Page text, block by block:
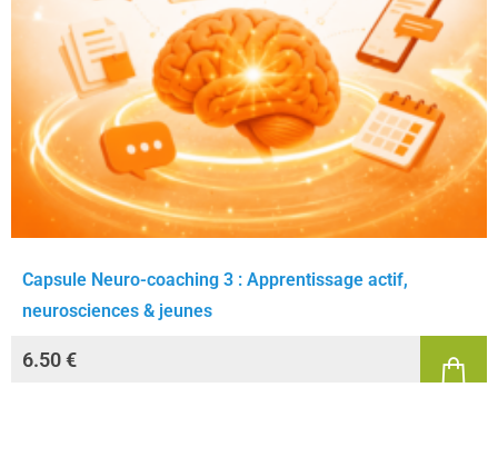
Capsule Neuro-coaching 3 : Apprentissage actif,
neurosciences & jeunes
6.50€